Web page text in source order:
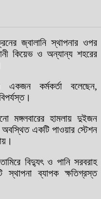
জ্বালানি স্থাপনার ওপর
কিয়েভ ও অন্যান্য শহরের
একজন কর্মকর্তা বলেছেন,
মঙ্গলবারের হামলায় দুইজন
অবস্থিত একটি পাওয়ার স্টেশন
বিদ্যুৎ ও পানি সরবরাহ
স্থাপনা ব্যাপক ক্ষতিগ্রস্ত